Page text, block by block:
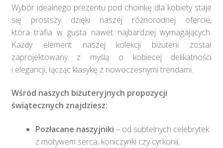
Wybór idealnego prezentu pod choinkę dla kobiety staje
się prostszy dzięki naszej różnorodnej ofercie,
która trafia w gusta nawet najbardziej wymagających.
Każdy element naszej kolekcji biżuterii został
zaprojektowany z myślą o kobiecej delikatności
i elegancji, łącząc klasykę z nowoczesnymi trendami.​
Wśród naszych biżuteryjnych propozycji
świątecznych znajdziesz:
Pozłacane naszyjniki – od subtelnych celebrytek
z motywem serca, koniczynki czy cyrkonii,